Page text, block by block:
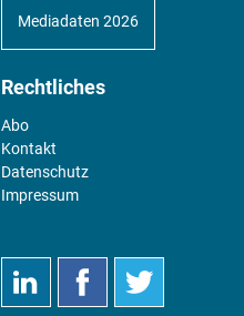
Mediadaten 2026
Rechtliches
Abo
Kontakt
Datenschutz
Impressum